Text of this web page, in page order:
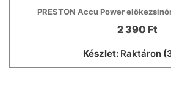
PRESTON Accu Power
2 390 Ft
Készlet: Raktáron